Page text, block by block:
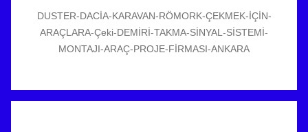
DUSTER-DACİA-KARAVAN-RÖMORK-ÇEKMEK-İÇİN-
ARAÇLARA-Çeki-DEMİRİ-TAKMA-SİNYAL-SİSTEMİ-
MONTAJI-ARAÇ-PROJE-FİRMASI-ANKARA